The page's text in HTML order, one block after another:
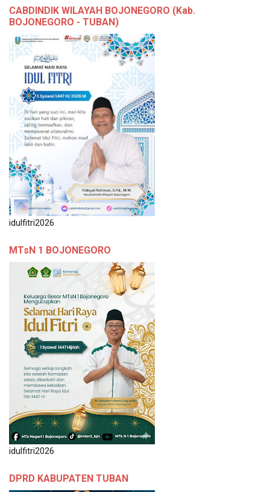
CABDINDIK WILAYAH BOJONEGORO (Kab.
BOJONEGORO - TUBAN)
idulfitri2026
MTsN 1 BOJONEGORO
idulfitri2026
DPRD KABUPATEN TUBAN